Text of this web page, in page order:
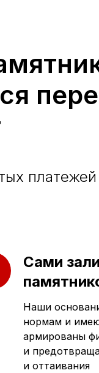
платежей
Сами
Наши
нормам и
армированы
и
и оттаивания